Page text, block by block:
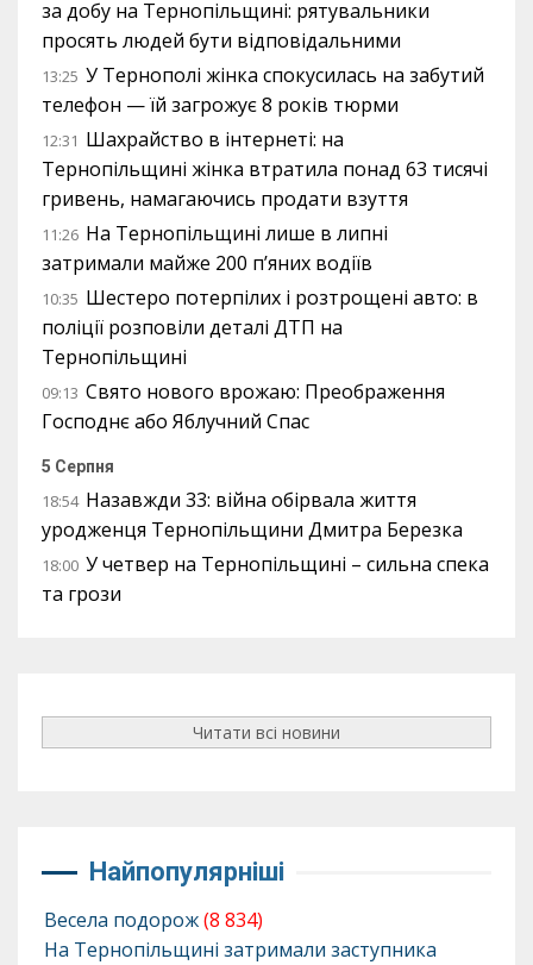
за добу на Тернопільщині: рятувальники
просять людей бути відповідальними
13:25 У Тернополі жінка спокусилась на забутий
телефон — їй загрожує 8 років тюрми
12:31 Шахрайство в інтернеті: на
Тернопільщині жінка втратила понад 63 тисячі
гривень, намагаючись продати взуття
11:26 На Тернопільщині лише в липні
затримали майже 200 п’яних водіїв
10:35 Шестеро потерпілих і розтрощені авто: в
поліції розповіли деталі ДТП на
Тернопільщині
09:13 Свято нового врожаю: Преображення
Господнє або Яблучний Спас
5 Серпня
18:54 Назавжди 33: війна обірвала життя
уродженця Тернопільщини Дмитра Березка
18:00 У четвер на Тернопільщині – сильна спека
та грози
Читати всі новини
Найпопулярніші
Весела подорож(8 834)
На Тернопільщині затримали заступника